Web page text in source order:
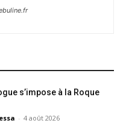
s’impose à la Roque
- 4 août 2026